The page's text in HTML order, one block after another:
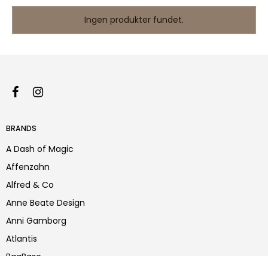
Ingen produkter fundet.
BRANDS
A Dash of Magic
Affenzahn
Alfred & Co
Anne Beate Design
Anni Gamborg
Atlantis